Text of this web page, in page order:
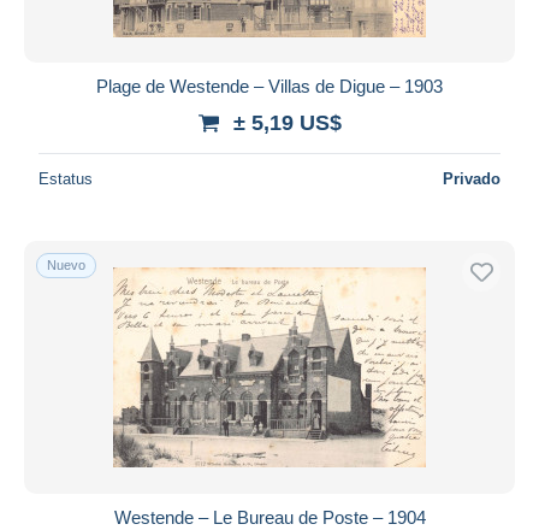
Plage de Westende – Villas de Digue – 1903
± 5,19 US$
Estatus Privado
Nuevo
Westende – Le Bureau de Poste – 1904